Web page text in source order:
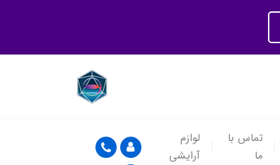
تماس با
ما
لوازم
آرایشی